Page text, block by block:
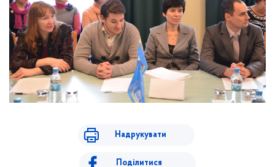
Надрукувати
Поділитися